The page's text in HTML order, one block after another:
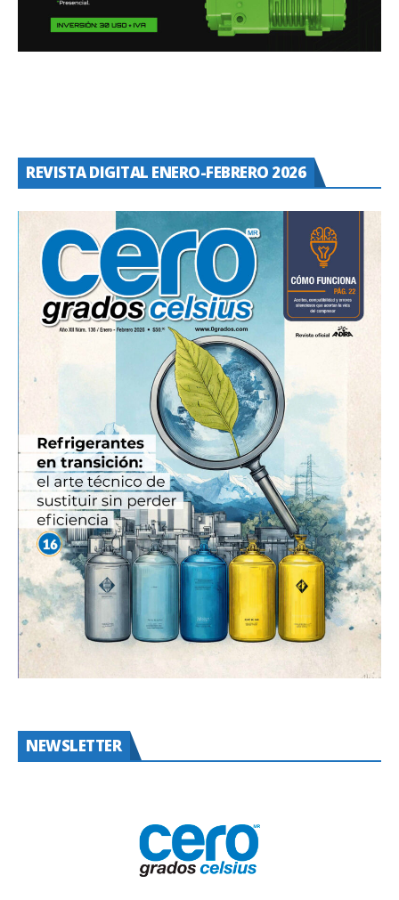
REVISTA DIGITAL ENERO-FEBRERO 2026
NEWSLETTER